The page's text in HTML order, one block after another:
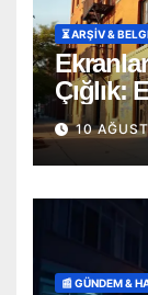
⏳ ARŞİV &
Çığlık:
10
📰 GÜNDEM &